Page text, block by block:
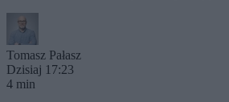
Tomasz Pałasz
Dzisiaj 17:23
4 min